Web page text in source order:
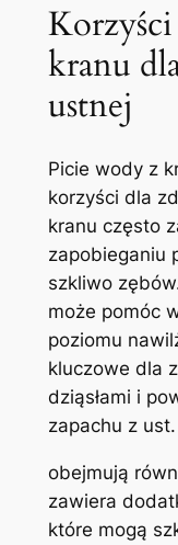
kranu
⁢ustnej
Picie ⁣wody z
korzyści dla
kranu ‍często
zapobieganiu⁢
szkliwo
może pomóc
poziomu
kluczowe⁤ dla⁤
dziąsłami ⁢i
zapachu z ust.
obejmują
zawiera
które⁢ mogą